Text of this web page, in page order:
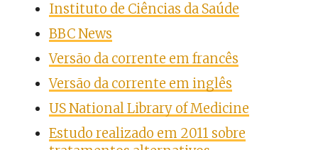
Instituto de Ciências da Saúde
BBC News
Versão da corrente em francês
Versão da corrente em inglês
US National Library of Medicine
Estudo realizado em 2011 sobre